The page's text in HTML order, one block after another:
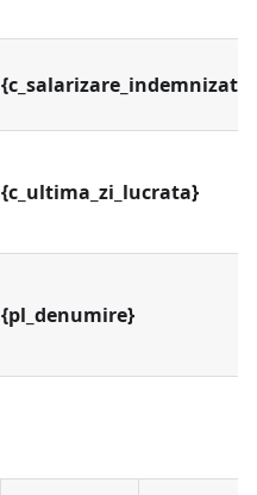
{c_salarizare_indemnizatii}
{c_ultima_zi_lucrata}
{pl_denumire}